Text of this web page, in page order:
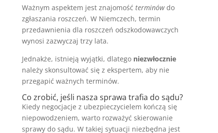
Ważnym aspektem jest znajomość terminówdo
zgłaszania roszczeń. W Niemczech, termin
przedawnienia dla roszczeń odszkodowawczych
wynosi zazwyczaj trzy lata.
Jednakże, istnieją wyjątki, dlatego niezwłocznie
należy skonsultować się z ekspertem, aby nie
przegapić ważnych terminów.
Co zrobić, jeśli nasza sprawa trafia do sądu?
Kiedy negocjacje z ubezpieczycielem kończą się
niepowodzeniem, warto rozważyć skierowanie
sprawy do sądu. W takiej sytuacji niezbędna jest